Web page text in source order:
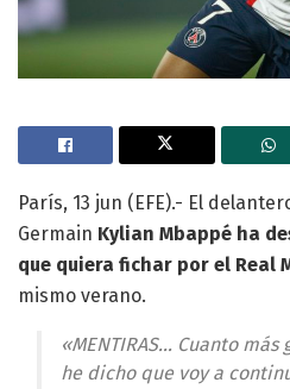
París, 13 jun (EFE).- El
Germain Kylian Mbappé ha
que quiera fichar por el Real
mismo verano.
«MENTIRAS… Cuanto
he dicho que voy a